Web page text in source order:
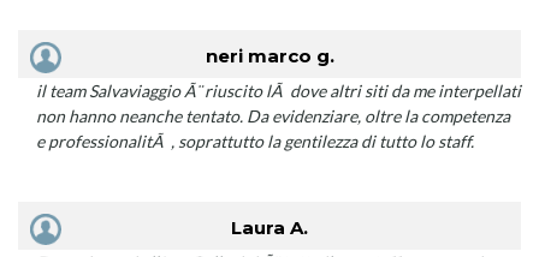
neri marco g.
il team Salvaviaggio Ã¨ riuscito lÃ dove altri siti da me interpellati
non hanno neanche tentato. Da evidenziare, oltre la competenza
e professionalitÃ , soprattutto la gentilezza di tutto lo staff.
Laura A.